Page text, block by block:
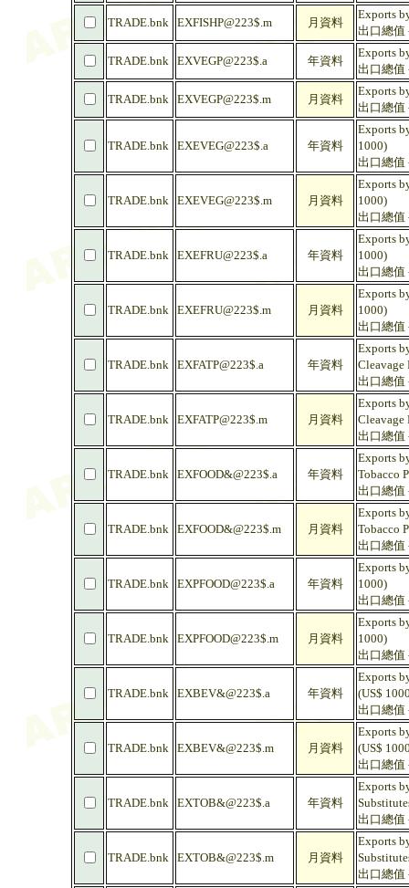
TRADE.bnk EXFISHP@223$.m 月資料
Exports
出口總值
TRADE.bnk EXVEGP@223$.a 年資料
Exports
出口總值
TRADE.bnk EXVEGP@223$.m 月資料
Exports
出口總值
TRADE.bnk EXEVEG@223$.a 年資料
Exports
1000)
出口總值
TRADE.bnk EXEVEG@223$.m 月資料
Exports
1000)
出口總值
TRADE.bnk EXEFRU@223$.a 年資料
Exports
1000)
出口總值
TRADE.bnk EXEFRU@223$.m 月資料
Exports
1000)
出口總值
TRADE.bnk EXFATP@223$.a 年資料
Exports
Cleavage
出口總值
TRADE.bnk EXFATP@223$.m 月資料
Exports
Cleavage
出口總值
TRADE.bnk EXFOOD&@223$.a 年資料
Exports
Tobacco
出口總值
TRADE.bnk EXFOOD&@223$.m 月資料
Exports
Tobacco
出口總值
TRADE.bnk EXPFOOD@223$.a 年資料
Exports
1000)
出口總值
TRADE.bnk EXPFOOD@223$.m 月資料
Exports
1000)
出口總值
TRADE.bnk EXBEV&@223$.a 年資料
Exports
(US$
出口總值
TRADE.bnk EXBEV&@223$.m 月資料
Exports
(US$
出口總值
TRADE.bnk EXTOB&@223$.a 年資料
Exports
出口總值
TRADE.bnk EXTOB&@223$.m 月資料
Exports
出口總值